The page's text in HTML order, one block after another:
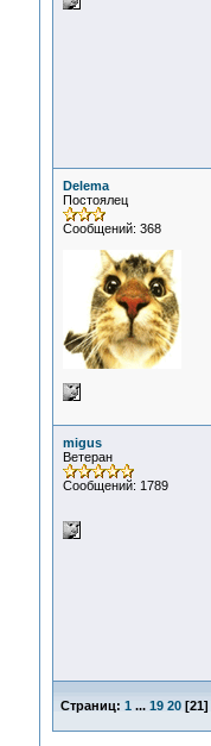
Delema
Постоялец
Сообщений: 368
migus
Ветеран
Сообщений: 1789
Страниц: 1 ... 19 20[21]